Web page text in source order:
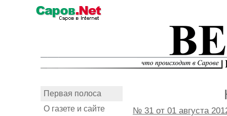
Первая полоса
О газете и сайте
№ 31 от 01 августа